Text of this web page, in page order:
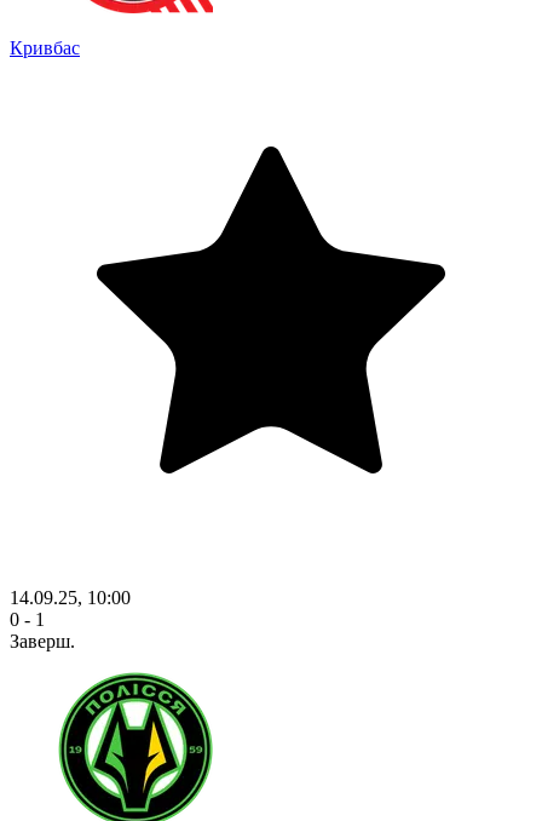
Кривбас
14.09.25, 10:00
0 - 1
Заверш.